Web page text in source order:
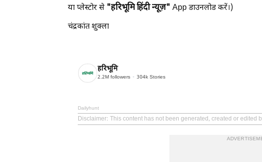
या प्लेस्टोर से "हरिभूमि हिंदी न्यूज़" App डाउनलोड करें।)
चंद्रकांत शुक्ला
हरिभूमि
2.2M followers 304k Stories
Dailyhunt
Disclaimer: This content has not been generated, created or edited